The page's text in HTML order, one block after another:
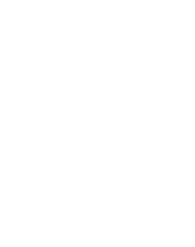
V ponedeljek, 19.
turističnega
(TIC). V komisijo
Odpiranja ponudb
Komisija je vlogo